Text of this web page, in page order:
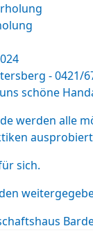
- 0421/
schöne
werden alle
sich.